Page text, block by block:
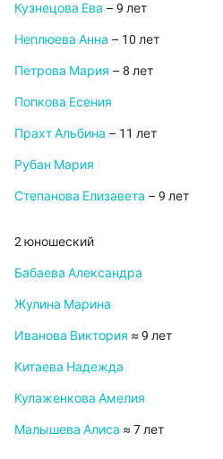
Кузнецова Ева – 9 лет
Неплюева Анна – 10 лет
Петрова Мария – 8 лет
Попкова Есения
Прахт Альбина – 11 лет
Рубан Мария
Степанова Елизавета – 9 лет
2 юношеский
Бабаева Александра
Жулина Марина
Иванова Виктория ≈ 9 лет
Китаева Надежда
Кулаженкова Амелия
Малышева Алиса ≈ 7 лет